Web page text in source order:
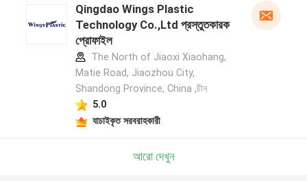
Qingdao Wings Plastic
Technology Co.,Ltd প্রস্তুতকারক
প্রোফাইল
The North of Jiaoxi Xiaohang,
Matie Road, Jiaozhou City,
Shandong Province, China ,চীন
5.0
যাচাইকৃত সরবরাহকারী
আরো দেখুন